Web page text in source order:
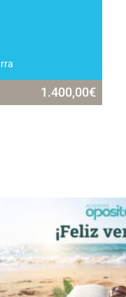
1.400,00€